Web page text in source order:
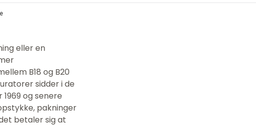
eller en
B18 og B20
sidder i de
og senere
pakninger
betaler sig at